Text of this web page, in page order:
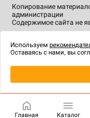
Копирование
администрации
Содержимое сайта не
технологии.
Главная Каталог
Используем
Оставаясь с нами, вы